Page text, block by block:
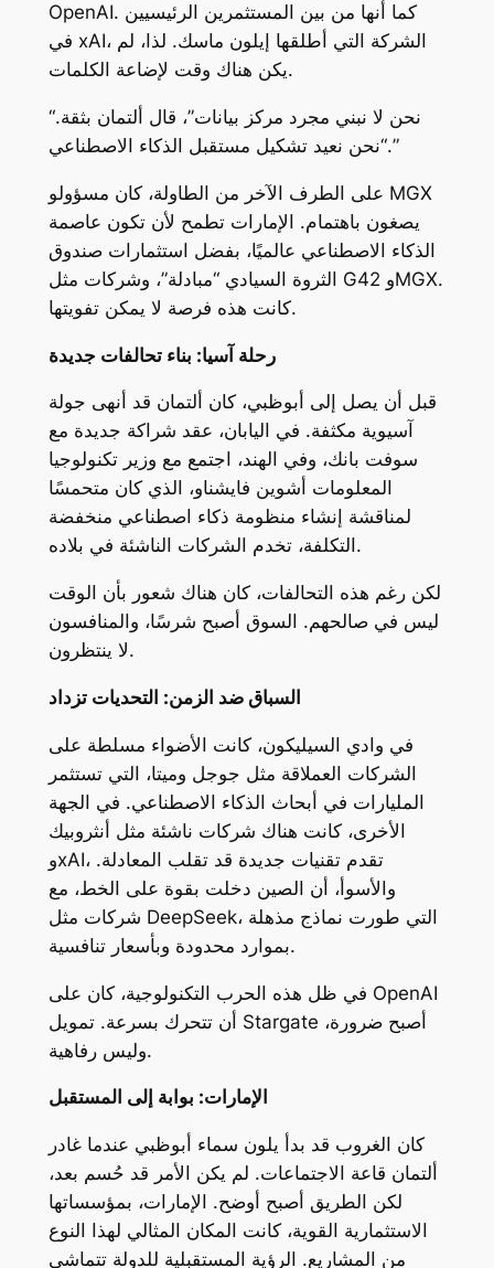
OpenAI. كما أنها من بين المستثمرين الرئيسيين
في xAI، الشركة التي أطلقها إيلون ماسك. لذا، لم
يكن هناك وقت لإضاعة الكلمات.
“نحن لا نبني مجرد مركز بيانات”، قال ألتمان بثقة.
“نحن نعيد تشكيل مستقبل الذكاء الاصطناعي.”
على الطرف الآخر من الطاولة، كان مسؤولو MGX
يصغون باهتمام. الإمارات تطمح لأن تكون عاصمة
الذكاء الاصطناعي عالميًا، بفضل استثمارات صندوق
الثروة السيادي “مبادلة”، وشركات مثل G42 وMGX.
كانت هذه فرصة لا يمكن تفويتها.
رحلة آسيا: بناء تحالفات جديدة
قبل أن يصل إلى أبوظبي، كان ألتمان قد أنهى جولة
آسيوية مكثفة. في اليابان، عقد شراكة جديدة مع
سوفت بانك، وفي الهند، اجتمع مع وزير تكنولوجيا
المعلومات أشوين فايشناو، الذي كان متحمسًا
لمناقشة إنشاء منظومة ذكاء اصطناعي منخفضة
التكلفة، تخدم الشركات الناشئة في بلاده.
لكن رغم هذه التحالفات، كان هناك شعور بأن الوقت
ليس في صالحهم. السوق أصبح شرسًا، والمنافسون
لا ينتظرون.
السباق ضد الزمن: التحديات تزداد
في وادي السيليكون، كانت الأضواء مسلطة على
الشركات العملاقة مثل جوجل وميتا، التي تستثمر
المليارات في أبحاث الذكاء الاصطناعي. في الجهة
الأخرى، كانت هناك شركات ناشئة مثل أنثروبيك
وxAI، تقدم تقنيات جديدة قد تقلب المعادلة.
والأسوأ، أن الصين دخلت بقوة على الخط، مع
شركات مثل DeepSeek، التي طورت نماذج مذهلة
بموارد محدودة وبأسعار تنافسية.
في ظل هذه الحرب التكنولوجية، كان على OpenAI
أن تتحرك بسرعة. تمويل Stargate أصبح ضرورة،
وليس رفاهية.
الإمارات: بوابة إلى المستقبل
كان الغروب قد بدأ يلون سماء أبوظبي عندما غادر
ألتمان قاعة الاجتماعات. لم يكن الأمر قد حُسم بعد،
لكن الطريق أصبح أوضح. الإمارات، بمؤسساتها
الاستثمارية القوية، كانت المكان المثالي لهذا النوع
من المشاريع. الرؤية المستقبلية للدولة تتماشى